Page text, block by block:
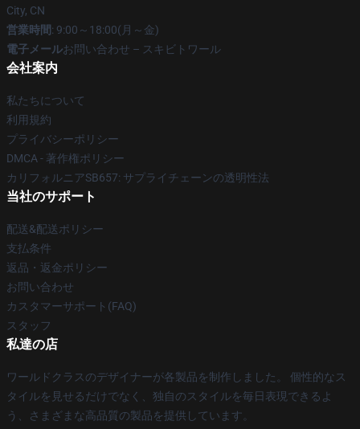
City, CN
営業時間: 9:00～18:00(月～金)
電子メールお問い合わせ – スキビトワール
会社案内
私たちについて
利用規約
プライバシーポリシー
DMCA - 著作権ポリシー
カリフォルニアSB657: サプライチェーンの透明性法
当社のサポート
配送&配送ポリシー
支払条件
返品・返金ポリシー
お問い合わせ
カスタマーサポート(FAQ)
スタッフ
私達の店
ワールドクラスのデザイナーが各製品を制作しました。 個性的なス
タイルを見せるだけでなく、独自のスタイルを毎日表現できるよ
う、さまざまな高品質の製品を提供しています。